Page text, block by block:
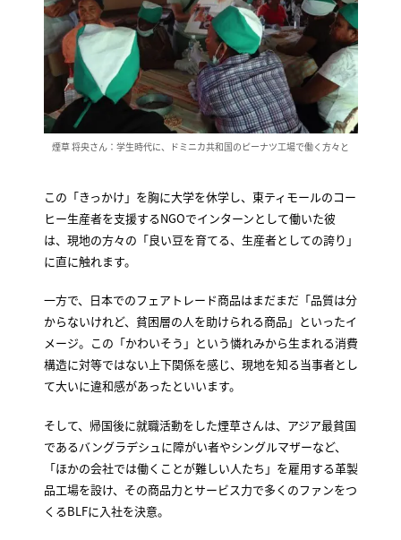
煙草 将央さん：学生時代に、ドミニカ共和国のピーナツ工場で働く方々と
この「きっかけ」を胸に大学を休学し、東ティモールのコー
ヒー生産者を支援するNGOでインターンとして働いた彼
は、現地の方々の「良い豆を育てる、生産者としての誇り」
に直に触れます。
一方で、日本でのフェアトレード商品はまだまだ「品質は分
からないけれど、貧困層の人を助けられる商品」といったイ
メージ。この「かわいそう」という憐れみから生まれる消費
構造に対等ではない上下関係を感じ、現地を知る当事者とし
て大いに違和感があったといいます。
そして、帰国後に就職活動をした煙草さんは、アジア最貧国
であるバングラデシュに障がい者やシングルマザーなど、
「ほかの会社では働くことが難しい人たち」を雇用する革製
品工場を設け、その商品力とサービス力で多くのファンをつ
くるBLFに入社を決意。